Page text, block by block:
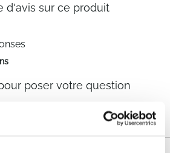
d'avis sur ce produit
poser votre question